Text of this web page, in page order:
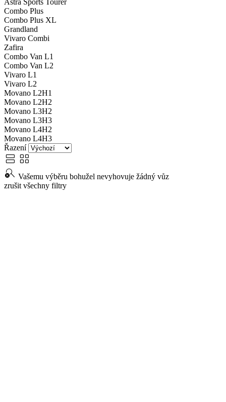
Astra Sports Tourer
Combo Plus
Combo Plus XL
Grandland
Vivaro Combi
Zafira
Combo Van L1
Combo Van L2
Vivaro L1
Vivaro L2
Movano L2H1
Movano L2H2
Movano L3H2
Movano L3H3
Movano L4H2
Movano L4H3
Řazení
view_agenda view_cozy
search_off Vašemu výběru bohužel nevyhovuje žádný vůz
zrušit všechny filtry